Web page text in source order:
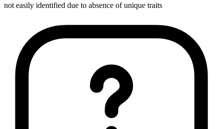
not easily identified due to absence of unique traits